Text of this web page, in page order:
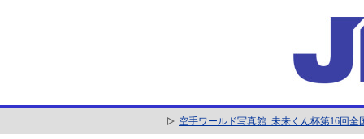
空手ワールド写真館: 未来くん杯第16回